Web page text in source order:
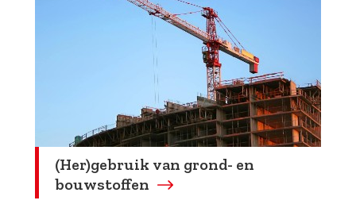
(Her)gebruik van grond- en
bouwstoffen